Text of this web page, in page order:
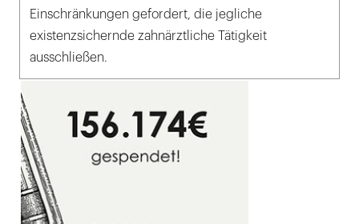
Einschränkungen gefordert, die jegliche
existenzsichernde zahnärztliche Tätigkeit
ausschließen.